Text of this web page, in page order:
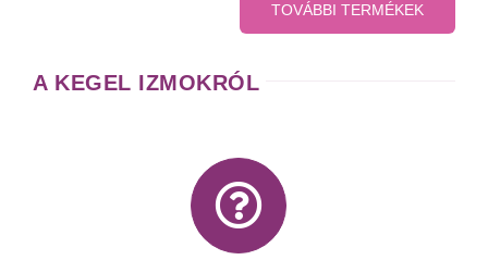
TOVÁBBI TERMÉKEK
A KEGEL IZMOKRÓL